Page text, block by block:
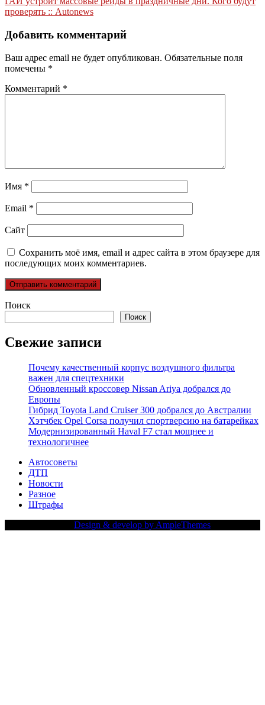
записям
проверять :: Autonews
Добавить комментарий
Ваш адрес email не будет опубликован. Обязательные поля
помечены *
Комментарий *
Имя *
Email *
Сайт
Сохранить моё имя, email и адрес сайта в этом браузере для
последующих моих комментариев.
Поиск
Поиск
Свежие записи
Почему качественный корпус воздушного фильтра
важен для спецтехники
Обновленный кроссовер Nissan Ariya добрался до
Европы
Гибрид Toyota Land Cruiser 300 добрался до Австралии
Хэтчбек Opel Corsa получил спортверсию на батарейках
Модернизированный Haval F7 стал мощнее и
технологичнее
Автосоветы
ДТП
Новости
Разное
Штрафы
Design & develop by AmpleThemes